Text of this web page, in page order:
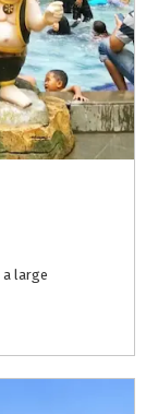
a large